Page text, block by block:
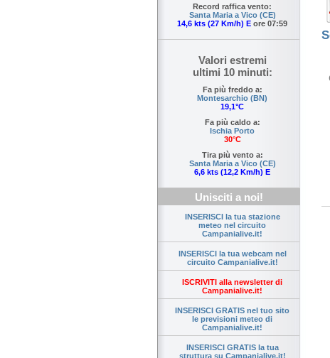
Record raffica vento:
Santa Maria a Vico (CE)
14,6 kts (27 Km/h) E ore 07:59
Valori estremi
ultimi 10 minuti:
Fa più freddo a:
Montesarchio (BN)
19,1°C
Fa più caldo a:
Ischia Porto
30°C
Tira più vento a:
Santa Maria a Vico (CE)
6,6 kts (12,2 Km/h) E
Unisciti a noi!
INSERISCI la tua stazione
meteo nel circuito
Campanialive.it!
INSERISCI la tua webcam nel
circuito Campanialive.it!
ISCRIVITI alla newsletter di
Campanialive.it!
INSERISCI GRATIS nel tuo sito
le previsioni meteo di
Campanialive.it!
INSERISCI GRATIS la tua
struttura su Campanialive.it!